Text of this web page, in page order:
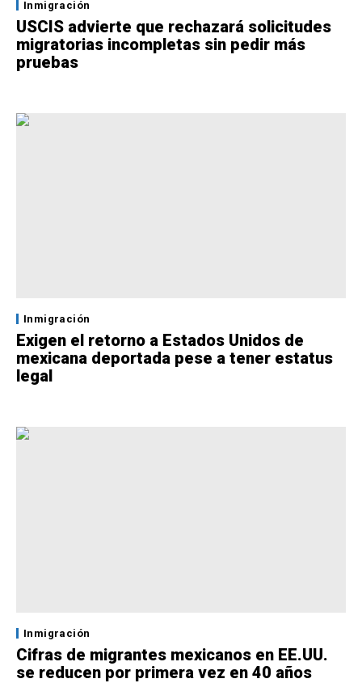
Inmigración
USCIS advierte que rechazará solicitudes
migratorias incompletas sin pedir más
pruebas
Inmigración
Exigen el retorno a Estados Unidos de
mexicana deportada pese a tener estatus
legal
Inmigración
Cifras de migrantes mexicanos en EE.UU.
se reducen por primera vez en 40 años